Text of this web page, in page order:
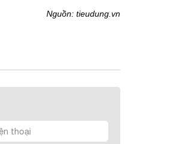
Nguồn: tieudung.vn